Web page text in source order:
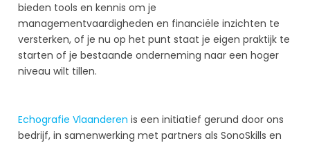
bieden tools en kennis om je
managementvaardigheden en financiële inzichten te
versterken, of je nu op het punt staat je eigen praktijk te
starten of je bestaande onderneming naar een hoger
niveau wilt tillen.
Echografie Vlaanderen is een initiatief gerund door ons
bedrijf, in samenwerking met partners als SonoSkills en